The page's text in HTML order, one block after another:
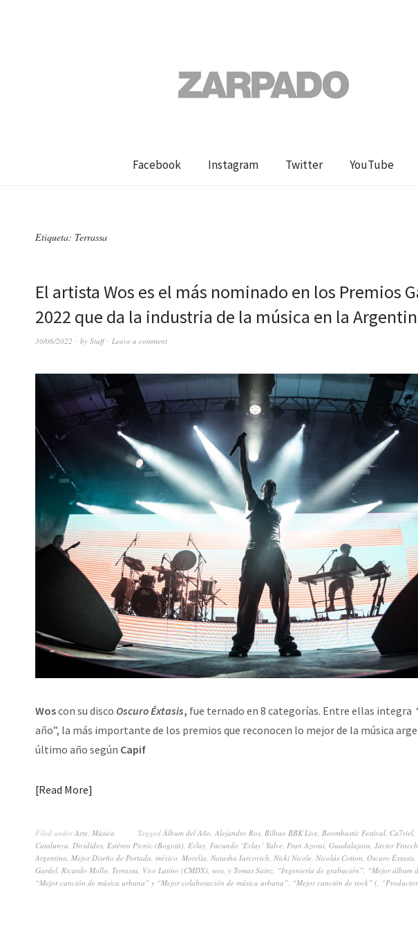
Facebook Instagram Twitter YouTube
Etiqueta: Terrassa
El artista Wos es el más nominado en los Premios
2022 que da la industria de la música en la
30/06/2022 by Staff Leave a comment
Woscon su disco Oscuro Éxtasis, fue ternado en 8 categorías. Entre ellas integra
año”, la más importante de los premios que reconocen lo mejor de la música
último año según Capif
Read More
Filed underArte, Música Tagged Álbum del Año, Alejandro Ros, Bilbao BBK Live, Boombastic Festival, Ca7riel,
Catalunya, Divididos, Estéreo Picnic (Bogotá), Evlay, Facundo ‘Evlay’ Yalve, Fran Azorai, Guadalajara, Javier
Argentina, Mejor Diseño de Portada, méxico, Morelia, Natasha Iurcovich, Nicki Nicole, Nicolás Cotton, Oscuro Éxtasis,
Gardel, Ricardo Mollo, Terrassa, Vive Latino (CMDX), wos, y Tomas Sainz, “Ingeniería de grabación”, “Mejor álbum
“Mejor canción de música urbana” y “Mejor colaboración de música urbana”, “Mejor canción de rock” (,